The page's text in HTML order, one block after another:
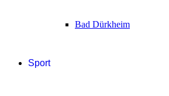
Bad Dürkheim
Sport